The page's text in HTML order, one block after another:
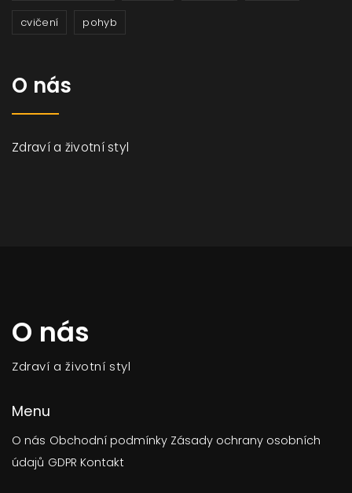
cvičení pohyb
O nás
Zdraví a životní styl
O nás
Zdraví a životní styl
Menu
O nás Obchodní podmínky Zásady ochrany osobních
údajů GDPR Kontakt